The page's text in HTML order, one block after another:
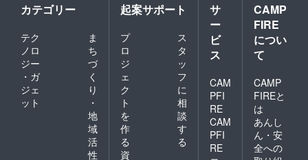
カテゴリー
テク
ノロ
ジー
・ガ
ジェ
ット
ま
ち
づ
く
り
・
地
域
活
性
起案サポート
プ
ロ
ジ
ェ
ク
ト
を
作
る
ス
タ
ッ
フ
に
相
談
す
る
資
サ
ー
ビ
ス
CAM
PFI
RE
CAM
PFI
RE
CAMP
FIRE
につい
て
CAMP
FIREと
は
あんし
ん・安
全への